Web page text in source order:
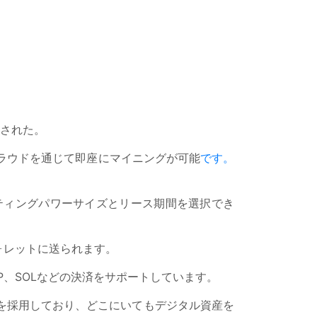
れた。
ウドを通じて即座にマイニングが可能です。
ングパワーサイズとリース期間を選択でき
ットに送られます。
SOLなどの決済をサポートしています。
用しており、どこにいてもデジタル資産を